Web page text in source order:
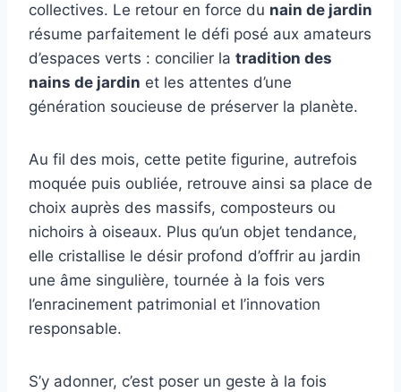
collectives. Le retour en force du nain de jardin
résume parfaitement le défi posé aux amateurs
d’espaces verts : concilier la tradition des
nains de jardin et les attentes d’une
génération soucieuse de préserver la planète.
Au fil des mois, cette petite figurine, autrefois
moquée puis oubliée, retrouve ainsi sa place de
choix auprès des massifs, composteurs ou
nichoirs à oiseaux. Plus qu’un objet tendance,
elle cristallise le désir profond d’offrir au jardin
une âme singulière, tournée à la fois vers
l’enracinement patrimonial et l’innovation
responsable.
S’y adonner, c’est poser un geste à la fois